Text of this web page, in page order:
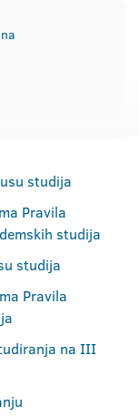
Kontakt
studija
Pravila
studija
studija
Pravila
na III